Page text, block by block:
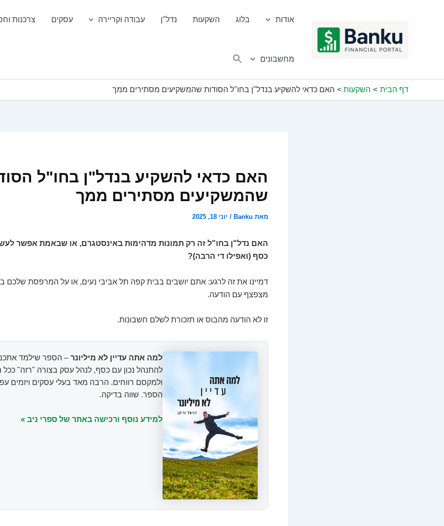
אודות בלוג השקעות נדל"ן עבודה וקריירה עסקים צרכנות
מחשבונים
דף הבית השקעות האם כדאי להשקיע בנדל"ן בחו"ל הסודות שהמשקיעים מסתירים ממך
האם כדאי להשקיע בנדל"ן בחו"ל
שהמשקיעים מסתירים ממך
מאת Banku
/ יוני 18, 2025
האם נדל"ן בחו"ל זה רק תמונות מדהימות באינסטגרם, או שבאמת אפשר
כסף (ואפילו די הרבה)?
דמיינו את זה לרגע: אתם יושבים בבית קפה תל אביבי נעים, או על המרפסת שלכם
מצפצף עם הודעה.
זו לא הודעה מהבוס או תזכורת לשלם חשבונות.
למה אתה עדיין לא מיליונר – הספר שילמד
להתנהל נכון עם כסף, לנהל עסק בצורה "רזה"
ולמקסם רווחים. הרבה מאד בעלי עסקים ויזמים
הספר. שווה בדיקה.
למידע נוסף ורכישה באתר של ספרי ניב »